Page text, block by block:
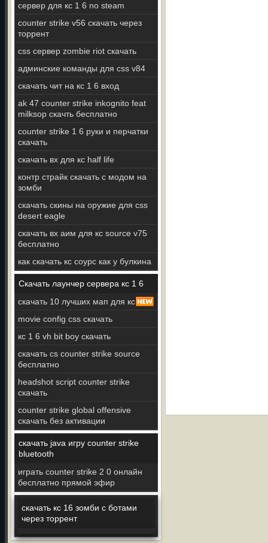
сервер для кс 1 6 no steam
counter strike v56 скачать через
торрент
css сервер zombie riot скачать
админские команды для css v84
скачать чит на кс 1 6 вход
ak 47 counter strike inkognito feat
milksop скачть бесплатно
counter strike 1 6 руки и перчатки
скачать
скачать вх для кс half life
контр страйк скачать с модом на
зомби
скачать скины на оружие для css
desert eagle
скачать вх аим для кс source v75
бесплатно
как скачать кс соурс как у булкина
Скачать лаунчер сервера кс 1 6
скачать 10 лучших мап для кс
movie config css скачать
кс 1 6 vh bit boy скачать
скачать cs counter strike source
бесплатно
headshot script counter strike
скачать
counter strike global offensive
скачать без активации
скачать java игру counter strike
bluetooth
играть counter strike 2 0 онлайн
бесплатно прямой эфир
скачать кс 16 зомби с ботами
через торрент